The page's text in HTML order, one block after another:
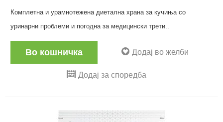
Комплетна и урамнотежена диетална храна за кучиња со
уринарни проблеми и погодна за медицински трети..
Во кошничка Додај во желби
Додај за споредба